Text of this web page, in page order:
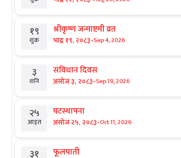
१९
शुक्र
श्रीकृष्ण जन्माष्टमी व्रत
भाद्र १९, २०८३-Sep 4, 2026
३
शनि
संविधान दिवस
असोज ३, २०८३-Sep 19, 2026
२५
आइत
घटस्थापना
असोज २५, २०८३-Oct 11, 2026
३१ फूलपाती